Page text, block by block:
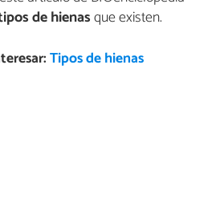
de hienasque existen.
Tipos de hienas